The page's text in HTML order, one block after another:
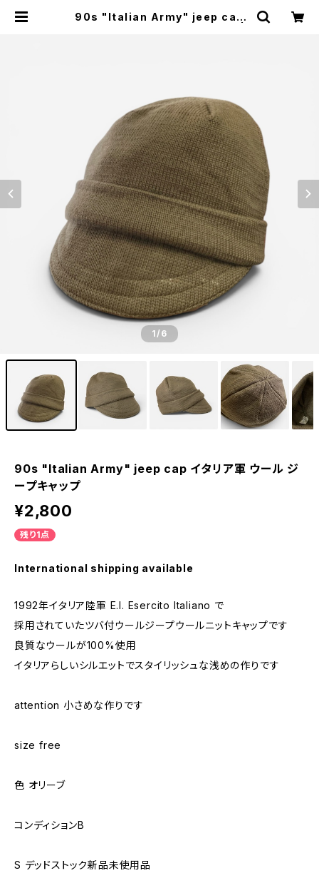
90s "Italian Army" jeep cap
1/6
90s "Italian Army" jeep cap イタリア軍 ウール ジ
ープキャップ
¥2,800
残り1点
International shipping available
1992年イタリア陸軍 E.I. Esercito Italiano で
採用されていたツバ付ウールジープウールニットキャップです
良質なウールが100%使用
イタリアらしいシルエットでスタイリッシュな浅めの作りです
attention 小さめな作りです
size free
色 オリーブ
コンディションB
S デッドストック新品未使用品